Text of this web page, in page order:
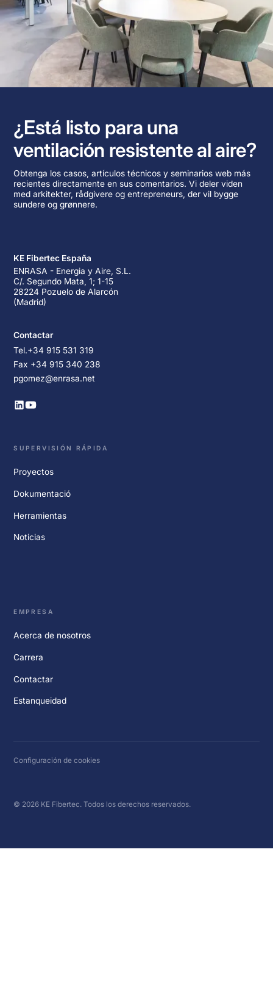
¿Está listo para una
ventilación resistente al aire?
Obtenga los casos, artículos técnicos y seminarios web más
recientes directamente en sus comentarios. Vi deler viden
med arkitekter, rådgivere og entrepreneurs, der vil bygge
sundere og grønnere.
KE Fibertec España
ENRASA - Energia y Aire, S.L.
C/. Segundo Mata, 1; 1-15
28224 Pozuelo de Alarcón
(Madrid)
Contactar
Tel.+34 915 531 319
Fax +34 915 340 238
pgomez@enrasa.net
SUPERVISIÓN RÁPIDA
Proyectos
Dokumentació
Herramientas
Noticias
EMPRESA
Acerca de nosotros
Carrera
Contactar
Estanqueidad
© 2026 KE Fibertec. Todos los derechos reservados.
Configuración de cookies